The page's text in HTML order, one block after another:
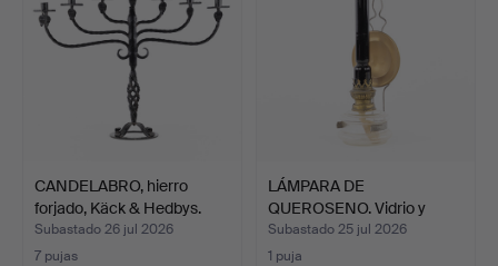
CANDELABRO, hierro
forjado, Käck & Hedbys.
Subastado 26 jul 2026
7 pujas
LÁMPARA DE
QUEROSENO. Vidrio y
latón, sigl…
Subastado 25 jul 2026
1 puja